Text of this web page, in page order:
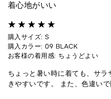
着心地がいい
購入サイズ: S
購入カラー: 09 BLACK
お客様の着用感: ちょうどよい
ちょっと暑い時に着ても、サ
きやすいです。 また、色違いで